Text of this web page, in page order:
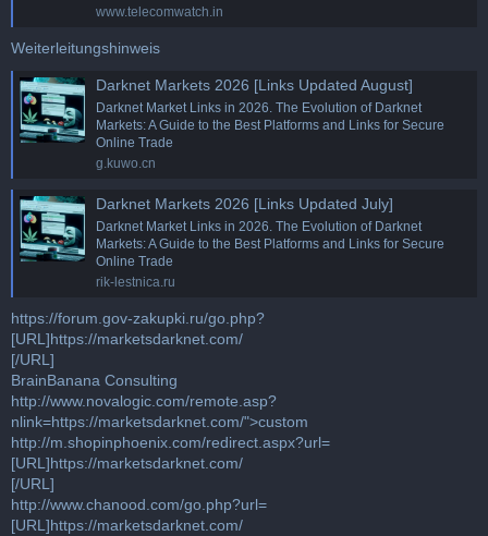
www.telecomwatch.in
Weiterleitungshinweis
Darknet Markets 2026 [Links Updated August]
Darknet Market Links in 2026. The Evolution of Darknet
Markets: A Guide to the Best Platforms and Links for Secure
Online Trade
g.kuwo.cn
Darknet Markets 2026 [Links Updated July]
Darknet Market Links in 2026. The Evolution of Darknet
Markets: A Guide to the Best Platforms and Links for Secure
Online Trade
rik-lestnica.ru
https://forum.gov-zakupki.ru/go.php?
[URL]https://marketsdarknet.com/
[/URL]
BrainBanana Consulting
http://www.novalogic.com/remote.asp?
nlink=https://marketsdarknet.com/">custom
http://m.shopinphoenix.com/redirect.aspx?url=
[URL]https://marketsdarknet.com/
[/URL]
http://www.chanood.com/go.php?url=
[URL]https://marketsdarknet.com/